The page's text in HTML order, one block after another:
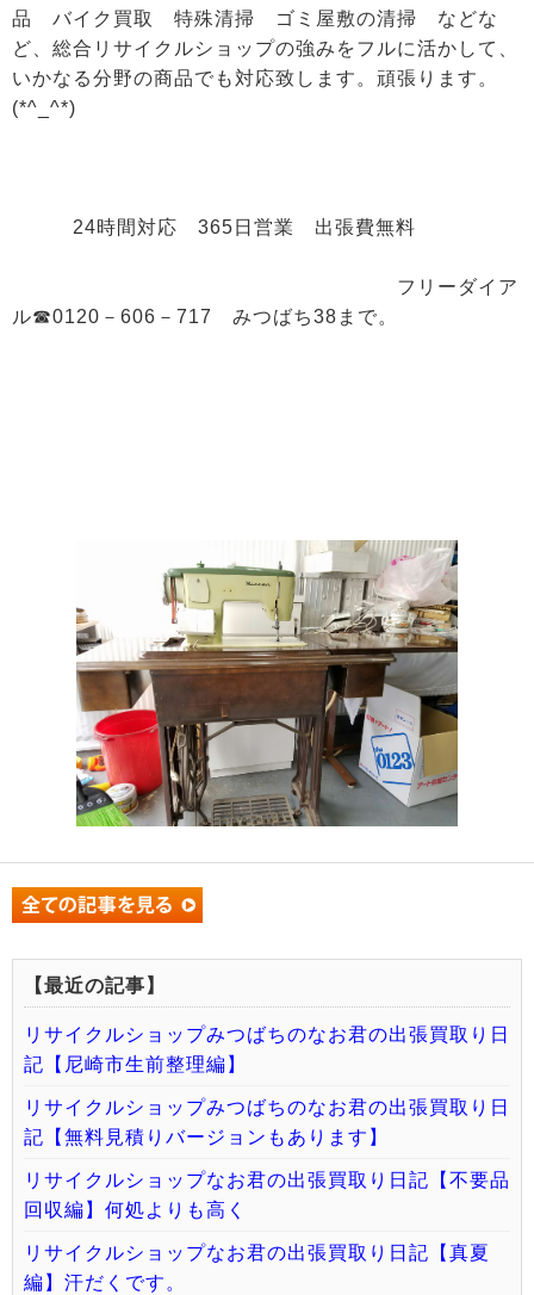
品 バイク買取 特殊清掃 ゴミ屋敷の清掃 などな
ど、総合リサイクルショップの強みをフルに活かして、
いかなる分野の商品でも対応致します。頑張ります。
(*^_^*)
24時間対応 365日営業 出張費無料
フリーダイア
ル☎0120－606－717 みつばち38まで。
【最近の記事】
リサイクルショップみつばちのなお君の出張買取り日
記【尼崎市生前整理編】
リサイクルショップみつばちのなお君の出張買取り日
記【無料見積りバージョンもあります】
リサイクルショップなお君の出張買取り日記【不要品
回収編】何処よりも高く
リサイクルショップなお君の出張買取り日記【真夏
編】汗だくです。